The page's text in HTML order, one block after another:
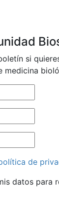
si
medicina
de
datos para